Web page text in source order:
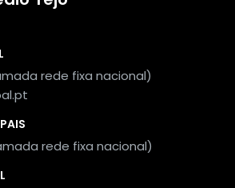
rede fixa nacional)
rede fixa nacional)